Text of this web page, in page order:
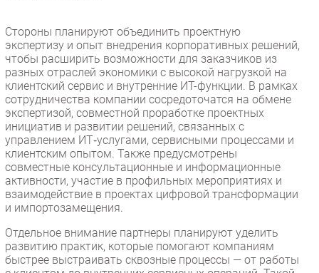
Интервью
Мероприятия
Проекты
IT класс
Тестовый стенд
Каталог компаний
Стороны планируют объединить проектную
экспертизу и опыт внедрения корпоративных решений,
чтобы расширить возможности для заказчиков из
разных отраслей экономики с высокой нагрузкой на
клиентский сервис и внутренние ИТ-функции. В рамках
сотрудничества компании сосредоточатся на обмене
экспертизой, совместной проработке проектных
инициатив и развитии решений, связанных с
управлением ИТ‑услугами, сервисными процессами и
клиентским опытом. Также предусмотрены
совместные консультационные и информационные
активности, участие в профильных мероприятиях и
взаимодействие в проектах цифровой трансформации
и импортозамещения.
Отдельное внимание партнеры планируют уделить
развитию практик, которые помогают компаниям
быстрее выстраивать сквозные процессы — от работы